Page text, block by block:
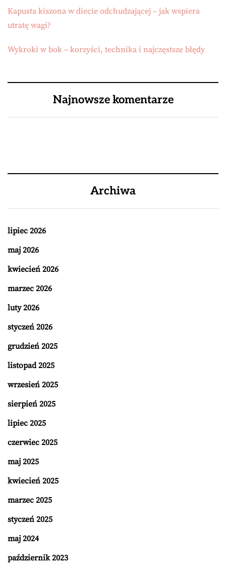
Kapusta kiszona w diecie odchudzającej – jak wspiera
utratę wagi?
Wykroki w bok – korzyści, technika i najczęstsze błędy
Najnowsze komentarze
Archiwa
lipiec 2026
maj 2026
kwiecień 2026
marzec 2026
luty 2026
styczeń 2026
grudzień 2025
listopad 2025
wrzesień 2025
sierpień 2025
lipiec 2025
czerwiec 2025
maj 2025
kwiecień 2025
marzec 2025
styczeń 2025
maj 2024
październik 2023